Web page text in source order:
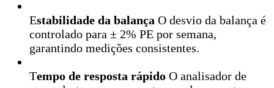
Estabilidade da balança O desvio da balança é
controlado para ± 2% PE por semana,
garantindo medições consistentes.
Tempo de resposta rápido O analisador de